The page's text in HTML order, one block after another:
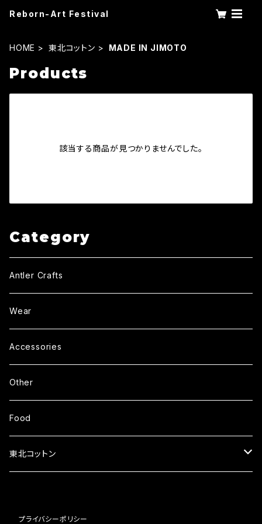
Reborn-Art Festival
HOME 東北コットン MADE IN JIMOTO
Products
該当する商品が見つかりませんでした。
Category
Antler Crafts
Wear
Accessories
Other
Food
東北コットン
プライバシーポリシー